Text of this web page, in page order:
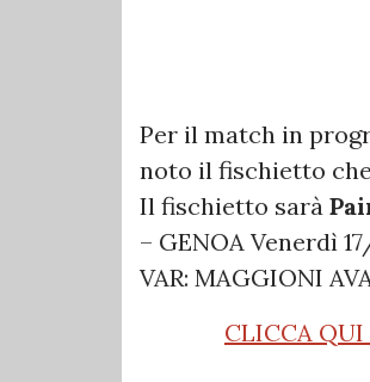
Per il match in
noto il fischietto
Il fischietto sarà
– GENOA Venerdì
VAR: MAGGIONI
CLICCA QUI